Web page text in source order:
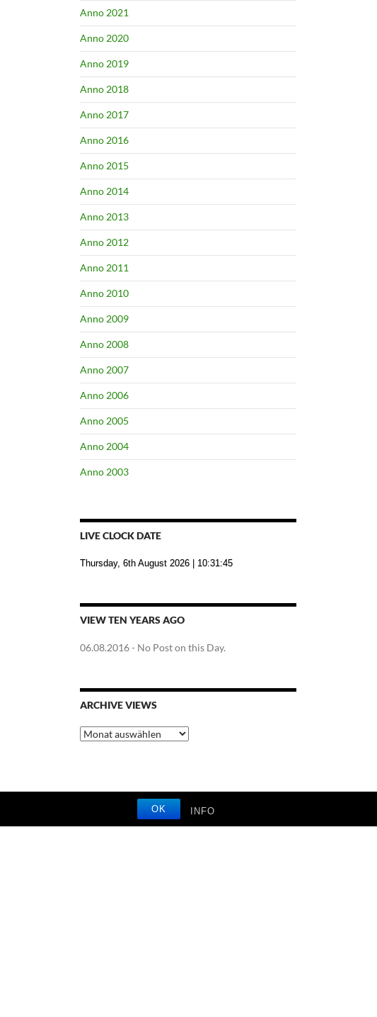
OK INFO
Anno 2021
Anno 2020
Anno 2019
Anno 2018
Anno 2017
Anno 2016
Anno 2015
Anno 2014
Anno 2013
Anno 2012
Anno 2011
Anno 2010
Anno 2009
Anno 2008
Anno 2007
Anno 2006
Anno 2005
Anno 2004
Anno 2003
LIVE CLOCK DATE
Thursday, 6th August 2026 | 10:31:46
VIEW TEN YEARS AGO
06.08.2016- No Post on this Day.
ARCHIVE VIEWS
Archive
Views